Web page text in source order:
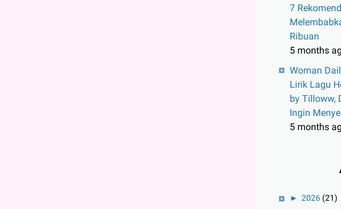
7
Ribuan
5 months
Woman
Lirik Lagu
by Tilloww,
Ingin
5 months
► 2026 (21)